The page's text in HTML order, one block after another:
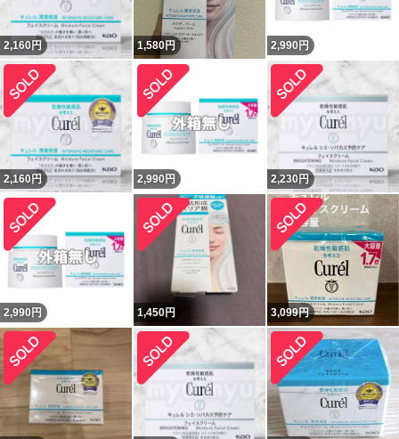
2,160円 1,580円 2,990 円
2,160円 2,990 円 2,230円
2,990 円 1,450円 3,099円